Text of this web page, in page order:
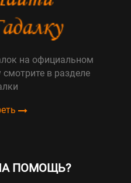
на официальном
смотрите в разделе
ПОМОЩЬ?